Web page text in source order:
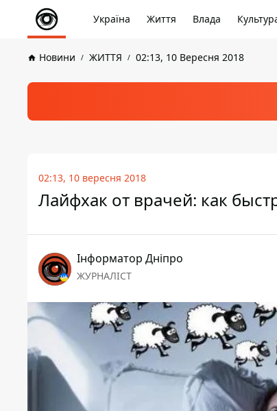
Україна Життя Влада
Новини ЖИТТЯ 02:13, 10 Вересня 2018
02:13, 10 вересня 2018
Лайфхак от врачей: как
Інформатор Дніпро
ЖУРНАЛІСТ